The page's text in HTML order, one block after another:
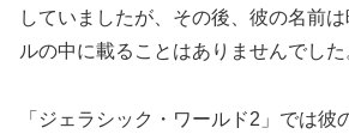
していましたが、その後、彼の名前
ルの中に載ることはありませんでした
「ジェラシック・ワールド2」では彼